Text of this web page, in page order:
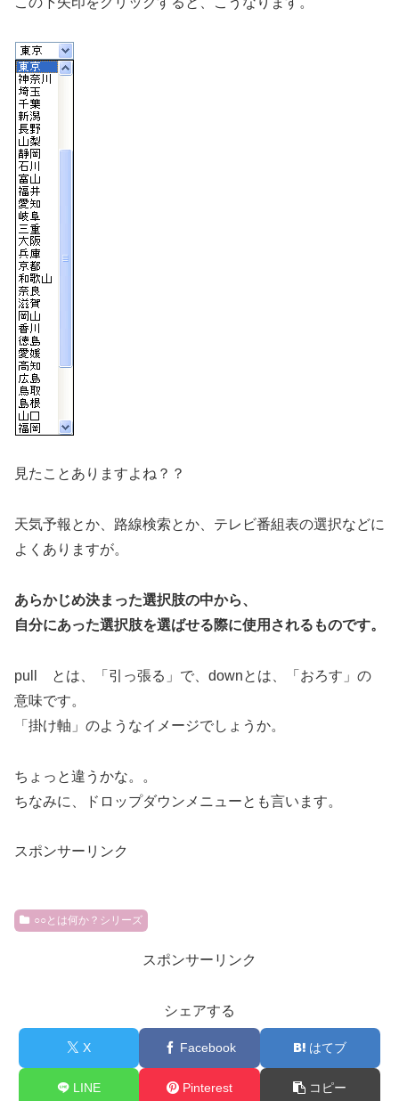
見たことありますよね？？
天気予報とか、路線検索とか、テレビ番組表の選択などに
よくありますが。
あらかじめ決まった選択肢の中から、
自分にあった選択肢を選ばせる際に使用されるものです。
pull とは、「引っ張る」で、downとは、「おろす」の
意味です。
「掛け軸」のようなイメージでしょうか。
ちょっと違うかな。。
ちなみに、ドロップダウンメニューとも言います。
スポンサーリンク
○○とは何か？シリーズ
スポンサーリンク
シェアする
X Facebook はてブ
LINE Pinterest コピー